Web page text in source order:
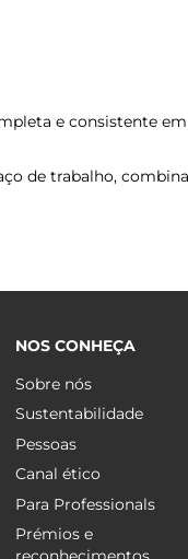
e consistente em
de trabalho,
NOS CONHEÇA
Sobre nós
Sustentabilidade
Pessoas
Canal ético
Para Professionals
Prémios e